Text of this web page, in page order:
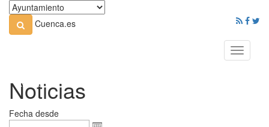
Cuenca.es
Toggle
Noticias
Fecha desde